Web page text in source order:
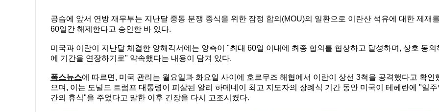
공습에 앞서 연방 재무부는 지난달 중동 분쟁 종식을 위한 잠정 합의(MOU)의 일환으로 이란산 석유에 대한 제재
60일간 해제한다고 승인한 바 있다.
미국과 이란이 지난달 체결한 양해각서에는 양측이 "최대 60일 이내에 최종 합의를 협상하고 달성하며, 상호 동의
에 기간을 연장하기로" 약속했다는 내용이 담겨 있다.
폭스뉴스에 따르면, 미국 관리는 월요일과 화요일 사이에 호르무즈 해협에서 이란이 상선 3척을 공격했다고 확인
으며, 이는 도널드 트럼프 대통령이 피살된 알리 하메네이 최고 지도자의 장례식 기간 동안 미국이 테헤란에 "일주
간의 휴식"을 주었다고 말한 이후 긴장을 다시 고조시켰다.